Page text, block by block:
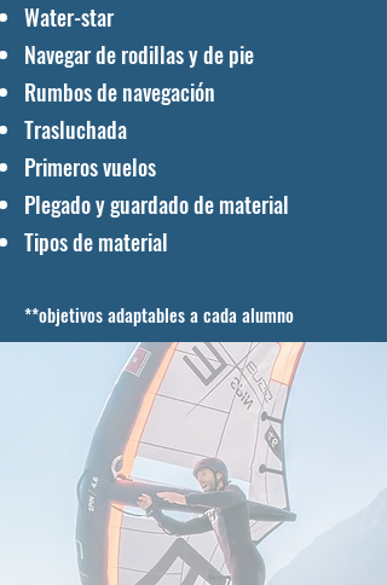
Water-star
Navegar de rodillas y de pie
Rumbos de navegación
Trasluchada
Primeros vuelos
Plegado y guardado de material
Tipos de material
**objetivos adaptables a cada alumno